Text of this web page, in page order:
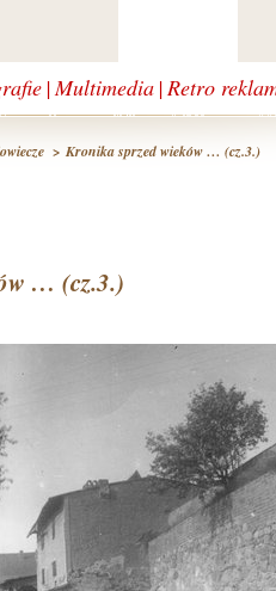
|Multimedia |Retro
> Kronika sprzed wieków … (cz.3.)
… (cz.3.)